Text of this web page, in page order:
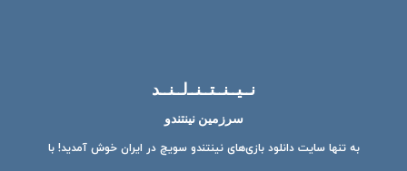
نــیــنــتــنــ‌لــنــد
سرزمین نینتندو
به تنها سایت دانلود بازی‌های نینتندو سویچ در ایران خوش آمدید! با